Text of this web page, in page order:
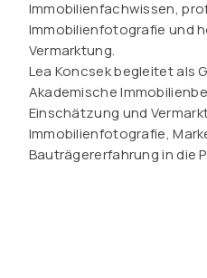
Immobilienfachwissen,
Immobilienfotografie und
Vermarktung.
Lea Koncsek begleitet als
Akademische
Einschätzung und
Immobilienfotografie,
Bauträgererfahrung in die